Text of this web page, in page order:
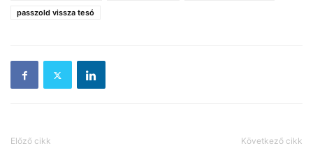
passzold vissza tesó
Előző cikk Következő cikk